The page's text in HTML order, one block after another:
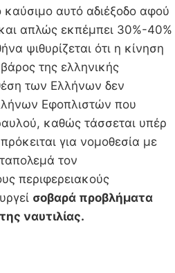
αυτό αδιέξοδο αφού
απλώς εκπέμπει 30%-40%
ψιθυρίζεται ότι η κίνηση
της ελληνικής
των Ελλήνων δεν
Εφοπλιστών που
καθώς τάσσεται υπέρ
για νομοθεσία με
τον
περιφερειακούς
σοβαρά προβλήματα
ναυτιλίας.